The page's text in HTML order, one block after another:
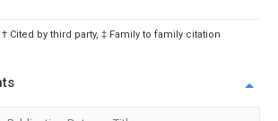
Cited by third party, ‡ Family to family citation